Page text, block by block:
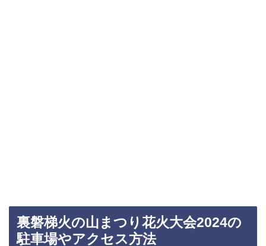
裏磐梯火の山まつり花火大会2024の
駐車場やアクセス方法